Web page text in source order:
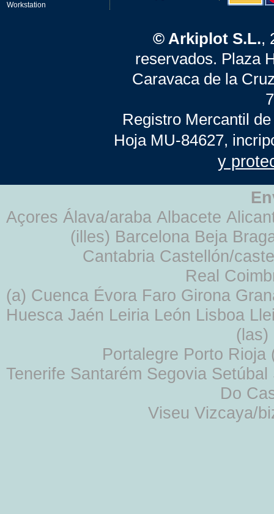
Workstation
© Arkiplot S.L.,
reservados. Plaza
Caravaca de la
Registro Mercantil
Hoja MU-84627,
y
Açores Álava/araba Albacete
(illes) Barcelona Beja
Cantabria Castellón/
Real
(a) Cuenca Évora Faro Girona
Huesca Jaén Leiria León Lisboa
Portalegre Porto
Tenerife Santarém Segovia
Do
Viseu Vizcaya/